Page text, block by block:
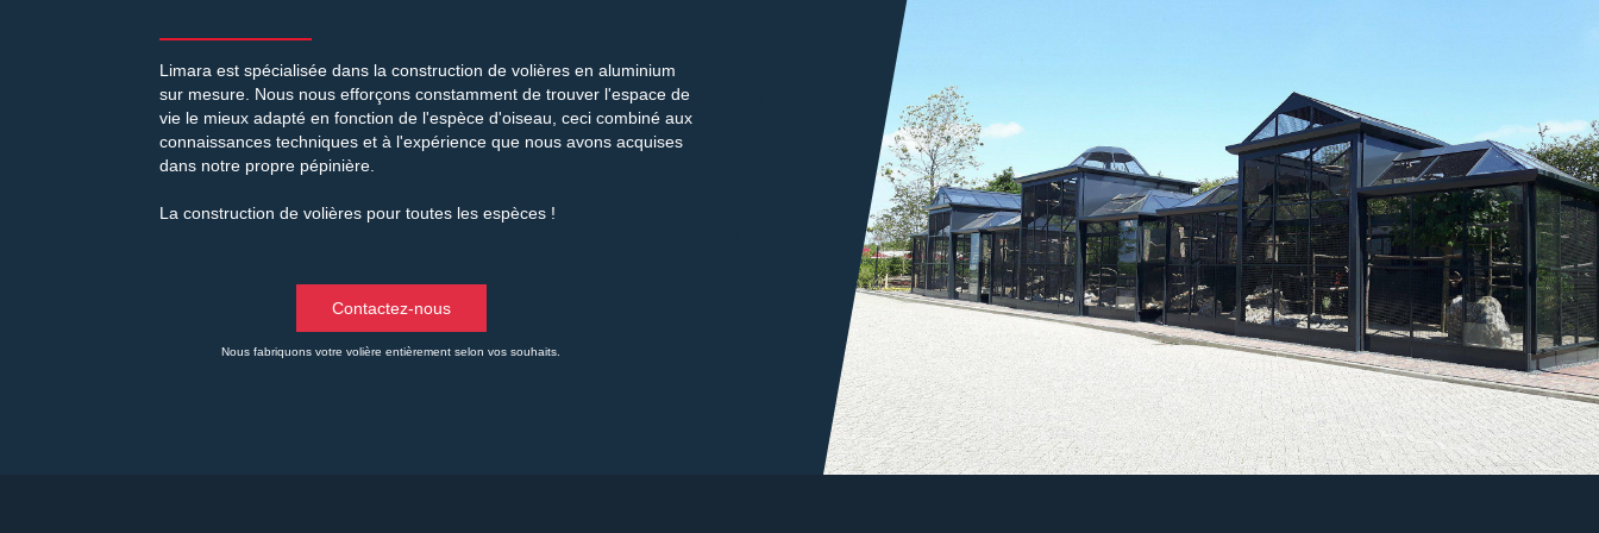
Limara est spécialisée dans la construction de volières en aluminium
sur mesure. Nous nous efforçons constamment de trouver l'espace de
vie le mieux adapté en fonction de l'espèce d'oiseau, ceci combiné aux
connaissances techniques et à l'expérience que nous avons acquises
dans notre propre pépinière.
La construction de volières pour toutes les espèces !
Contactez-nous
Nous fabriquons votre volière entièrement selon vos souhaits.